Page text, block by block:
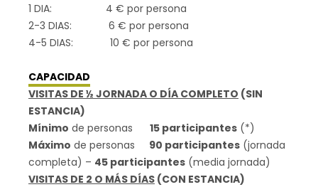
1 DIA: 4 € por persona
2-3 DIAS: 6 € por persona
4-5 DIAS: 10 € por persona
CAPACIDAD
VISITAS DE ½ JORNADA O DÍA COMPLETO (SIN
ESTANCIA)
Mínimo de personas 15 participantes (*)
Máximo de personas 90 participantes (jornada
completa) – 45 participantes (media jornada)
VISITAS DE 2 O MÁS DÍAS (CON ESTANCIA)